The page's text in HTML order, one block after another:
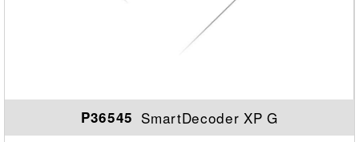
P36545 SmartDecoder XP G